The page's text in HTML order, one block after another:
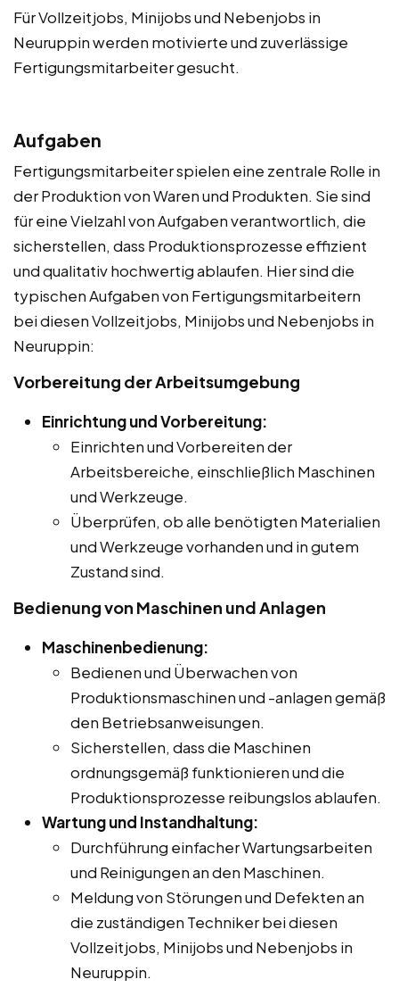
Für Vollzeitjobs, Minijobs und Nebenjobs in
Neuruppin werden motivierte und zuverlässige
Fertigungsmitarbeiter gesucht.
Aufgaben
Fertigungsmitarbeiter spielen eine zentrale Rolle in
der Produktion von Waren und Produkten. Sie sind
für eine Vielzahl von Aufgaben verantwortlich, die
sicherstellen, dass Produktionsprozesse effizient
und qualitativ hochwertig ablaufen. Hier sind die
typischen Aufgaben von Fertigungsmitarbeitern
bei diesen Vollzeitjobs, Minijobs und Nebenjobs in
Neuruppin:
Vorbereitung der Arbeitsumgebung
Einrichtung und Vorbereitung:
Einrichten und Vorbereiten der
Arbeitsbereiche, einschließlich Maschinen
und Werkzeuge.
Überprüfen, ob alle benötigten Materialien
und Werkzeuge vorhanden und in gutem
Zustand sind.
Bedienung von Maschinen und Anlagen
Maschinenbedienung:
Bedienen und Überwachen von
Produktionsmaschinen und -anlagen gemäß
den Betriebsanweisungen.
Sicherstellen, dass die Maschinen
ordnungsgemäß funktionieren und die
Produktionsprozesse reibungslos ablaufen.
Wartung und Instandhaltung:
Durchführung einfacher Wartungsarbeiten
und Reinigungen an den Maschinen.
Meldung von Störungen und Defekten an
die zuständigen Techniker bei diesen
Vollzeitjobs, Minijobs und Nebenjobs in
Neuruppin.